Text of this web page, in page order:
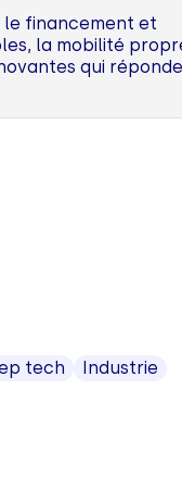
le financement et
la mobilité
qui
tech
Industrie